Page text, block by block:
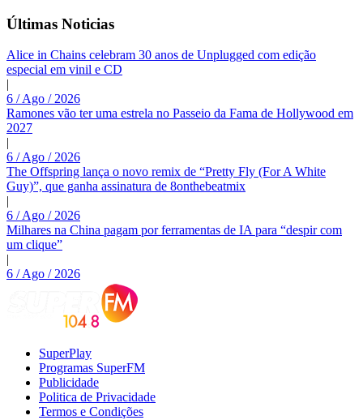
Últimas Noticias
Alice in Chains celebram 30 anos de Unplugged com edição
especial em vinil e CD
|
6 / Ago / 2026
Ramones vão ter uma estrela no Passeio da Fama de Hollywood em
2027
|
6 / Ago / 2026
The Offspring lança o novo remix de “Pretty Fly (For A White
Guy)”, que ganha assinatura de 8onthebeatmix
|
6 / Ago / 2026
Milhares na China pagam por ferramentas de IA para “despir com
um clique”
|
6 / Ago / 2026
SuperPlay
Programas SuperFM
Publicidade
Politica de Privacidade
Termos e Condições